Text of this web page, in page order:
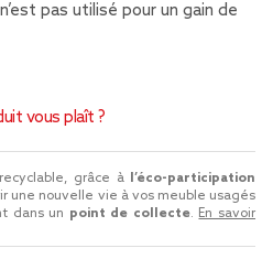
pas utilisé pour un gain de
vous plaît ?
grâce à
l’éco-participation
une nouvelle vie à vos meuble usagés
dans un point de collecte. En savoir